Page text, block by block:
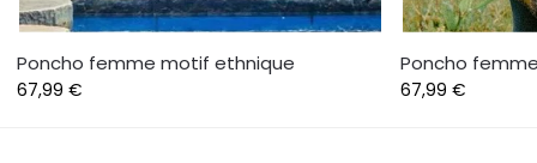
Poncho femme motif ethnique
67,99 €
Poncho
67,99 €